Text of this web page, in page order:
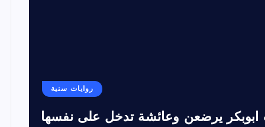
روايات سنية
ابوبكر يرضعن وعائشة تدخل على نفسها